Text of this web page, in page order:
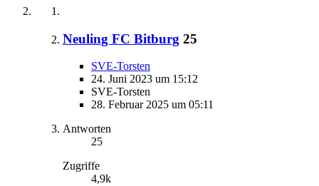
Neuling FC Bitburg 25
SVE-Torsten
24. Juni 2023 um 15:12
SVE-Torsten
28. Februar 2025 um 05:11
Antworten
25
Zugriffe
4,9k